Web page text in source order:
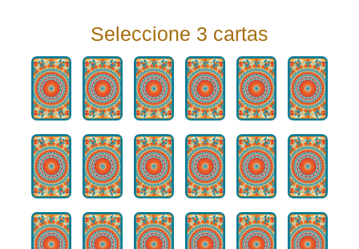
Seleccione 3 cartas